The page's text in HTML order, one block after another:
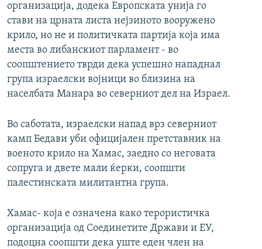
организација, додека Европската унија го
стави на црната листа нејзиното вооружено
крило, но не и политичката партија која има
места во либанскиот парламент - во
соопштението тврди дека успешно нападнал
група израелски војници во близина на
населбата Манара во северниот дел на Израел.
Во саботата, израелски напад врз северниот
камп Бедави уби официјален претставник на
военото крило на Хамас, заедно со неговата
сопруга и двете мали ќерки, соопшти
палестинската милитантна група.
Хамас- која е означена како терористичка
организација од Соединетите Држави и ЕУ,
подоцна соопшти дека уште еден член на